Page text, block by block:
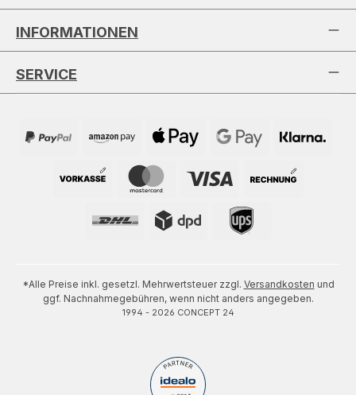
INFORMATIONEN
SERVICE
*Alle Preise inkl. gesetzl. Mehrwertsteuer zzgl. Versandkosten und
ggf. Nachnahmegebühren, wenn nicht anders angegeben.
1994 - 2026 CONCEPT 24